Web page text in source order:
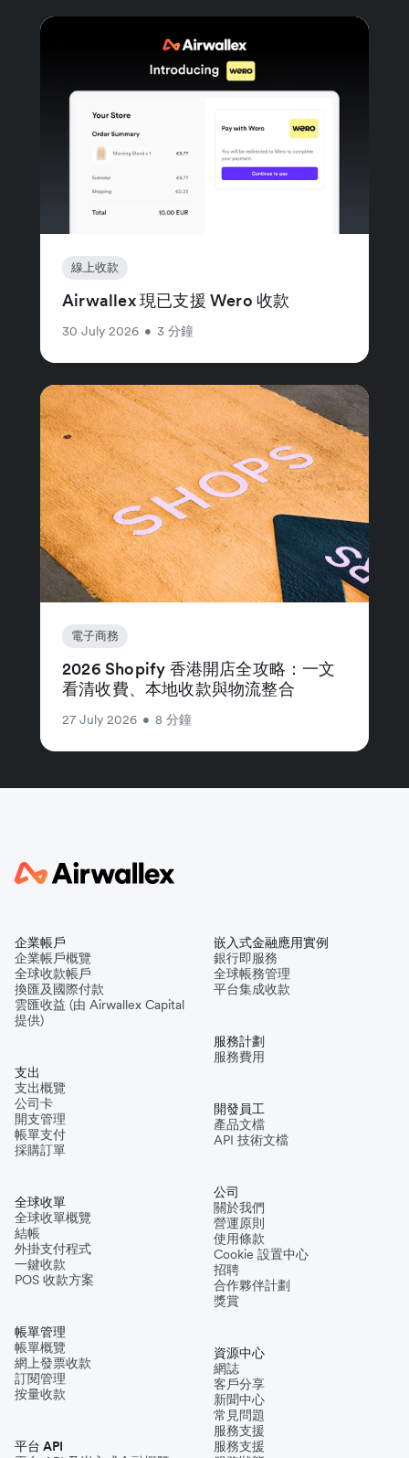
線上收款
Airwallex 現已支援 Wero 收款
30 July 2026 • 3 分鐘
電子商務
2026 Shopify 香港開店全攻略：一文
看清收費、本地收款與物流整合
27 July 2026 • 8 分鐘
企業帳戶
企業帳戶概覽
全球收款帳戶
換匯及國際付款
雲匯收益 (由 Airwallex Capital
提供)
支出
支出概覽
公司卡
開支管理
帳單支付
採購訂單
全球收單
全球收單概覽
結帳
外掛支付程式
一鍵收款
POS 收款方案
帳單管理
帳單概覽
網上發票收款
訂閱管理
按量收款
平台 API
嵌入式金融應用實例
銀行即服務
全球帳務管理
平台集成收款
服務計劃
服務費用
開發員工
產品文檔
API 技術文檔
公司
關於我們
營運原則
使用條款
Cookie 設置中心
招聘
合作夥伴計劃
獎賞
資源中心
網誌
客戶分享
新聞中心
常見問題
服務支援
服務支援